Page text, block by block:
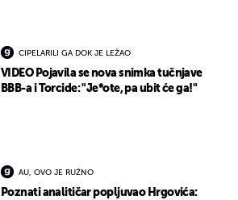
CIPELARILI GA DOK JE LEŽAO
VIDEO Pojavila se nova snimka tučnjave
BBB-a i Torcide: "Je*ote, pa ubit će ga!"
AU, OVO JE RUŽNO
Poznati analitičar popljuvao Hrgovića: